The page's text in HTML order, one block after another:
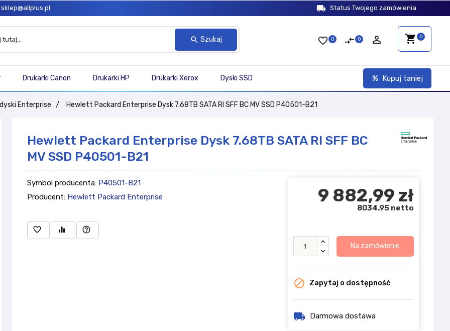
sklep@allplus.pl local_shipping Status Twojego zamówienia
shopping_cart 0
person_outline
compare_arrows 0
favorite_border 0
search Szukaj
Kupuj taniej
Drukarki Canon Drukarki HP Drukarki Xerox Dyski SSD
dyski Enterprise Hewlett Packard Enterprise Dysk 7.68TB SATA RI SFF BC MV SSD P40501-B21
Hewlett Packard Enterprise Dysk 7.68TB SATA RI SFF BC
MV SSD P40501-B21
Symbol producenta: P40501-B21
Producent: Hewlett Packard Enterprise
favorite_border equalizer help_outline
9 882,99 zł
8034.95 netto
Na zamówienie
 Zapytaj o dostępność
local_shipping Darmowa dostawa